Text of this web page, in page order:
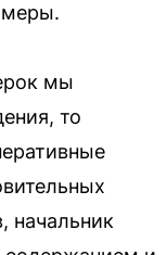
меры.
мы
то
начальник